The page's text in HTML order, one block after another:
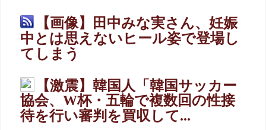
【画像】田中みな実さん、妊娠
中とは思えないヒール姿で登場し
てしまう
【激震】韓国人「韓国サッカー
協会、W杯・五輪で複数回の性接
待を行い審判を買収して...